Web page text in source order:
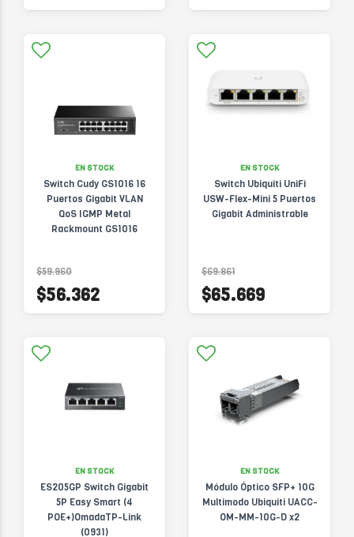
EN STOCK
Switch Cudy GS1016 16
Puertos Gigabit VLAN
QoS IGMP Metal
Rackmount GS1016
$59.960
$56.362
EN STOCK
Switch Ubiquiti UniFi
USW-Flex-Mini 5 Puertos
Gigabit Administrable
$69.861
$65.669
EN STOCK
ES205GP Switch Gigabit
5P Easy Smart (4
POE+)OmadaTP-Link
(0931)
EN STOCK
Módulo Óptico SFP+ 10G
Multimodo Ubiquiti UACC-
OM-MM-10G-D x2